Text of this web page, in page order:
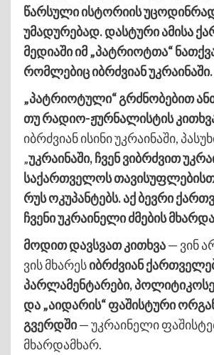
წარსული ისტორიის
უმადურებად. დასტური ამისა
მედიაში იმ „პატრიოტთა“
რომლებიც იბრძვიან უკრაინაში.
„პატრიოტული“ გრძნობებით
თუ რადიო-ჟურნალისტის
იბრძვიან ისინი უკრაინაში,
„უკრაინაში, ჩვენ ვიბრძვით
საქართველოს
რუს ოკუპანტებს. აქ ბევრი
ჩვენი უკრაინელი ძმების
მოდით დავსვათ კითხვა— ვინ
ვის მხარესიბრძვიან
პარლამენტარები,
და „აიდარის“ ფაშისტური
გვერდში— უკრაინელი
მხარდამხარ.